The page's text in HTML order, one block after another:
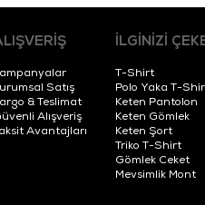
Satış
& Teslimat
Alışveriş
Avantajları
İLGİNİZİ
T-Shirt
Polo Yaka T-
Keten Pantolon
Keten Gömlek
Keten Şort
Triko T-Shirt
Gömlek Ceket
Mevsimlik Mont